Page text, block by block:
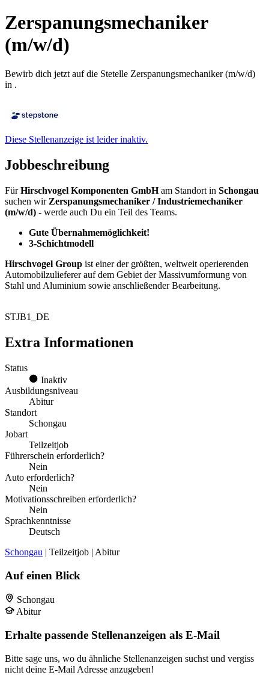
Zerspanungsmechaniker
(m/w/d)
Bewirb dich jetzt auf die Stetelle Zerspanungsmechaniker (m/w/d)
in .
Diese Stellenanzeige ist leider inaktiv.
Jobbeschreibung
FürHirschvogel Komponenten GmbHam Standort in Schongau
suchen wir Zerspanungsmechaniker / Industriemechaniker
(m/w/d) - werde auch Du ein Teil des Teams.
Gute Übernahmemöglichkeit!
3-Schichtmodell
Hirschvogel Group ist einer der größten, weltweit operierenden
Automobilzulieferer auf dem Gebiet der Massivumformung von
Stahl und Aluminium sowie anschließender Bearbeitung.
STJB1_DE
Extra Informationen
Status
Inaktiv
Ausbildungsniveau
Abitur
Standort
Schongau
Jobart
Teilzeitjob
Führerschein erforderlich?
Nein
Auto erforderlich?
Nein
Motivationsschreiben erforderlich?
Nein
Sprachkenntnisse
Deutsch
Schongau | Teilzeitjob | Abitur
Auf einen Blick
Schongau
Abitur
Erhalte passende Stellenanzeigen als E-Mail
Bitte sage uns, wo du ähnliche Stellenanzeigen suchst und vergiss
nicht deine E-Mail Adresse anzugeben!